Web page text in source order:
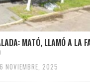
MATÓ, LLAMÓ A LA
NOVIEMBRE, 2025